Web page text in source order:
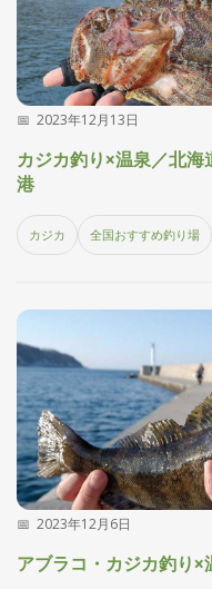
2023年12月13日
カジカ釣り×温泉／北海
港
カジカ 全国おすすめ釣り場
2023年12月6日
アブラコ・カジカ釣り
HOT
釣具
NEWS
す・
調べ
る
目
的
か
📍
全
国
お
す
す
め
釣
り
›